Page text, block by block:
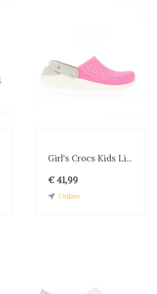
Girl's Crocs Kids Li...
€ 41,99
Online